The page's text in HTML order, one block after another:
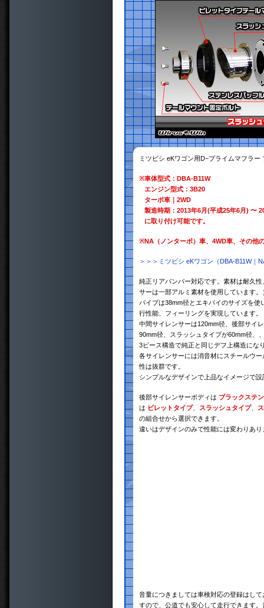
ミツビシ eKワゴン用D−プライムマフラ
※車体型式：DBA-B11W
エンジン型式：3B20
ターボ車｜2WD
製造時期：2013年6月(平成25年6月) 〜
に取り付け可能です。
※NA（ノンターボ）車、4WD車、その他
＞＞＞ミツビシ eKワゴン（DBA-B11W｜
純正リアバンパー対応です。素材は耐久
サーは一部アルミ素材を使用しています
パイプは38mm径とエキパイのサイズを
行性能、フィーリングを実現しています。
中間サイレンサーは120mm径、後部サイ
90mm径、スラッシュタイプが60mm径、
3ピース構造で純正と同じデフ上構造にな
各サイレンサーには消音材にスチールウ
性は抜群です。
シンプルなデザインで上品なイメージで
後部サイレンサーボディは ブラックステ
は ビレットタイプ、 スラッシュタイプ、
の組合せから選択できます。
違いはデザインのみで性能には変わりあ
音量につきましては車検対応の登録はし
すので、公道でも安心して走行できます